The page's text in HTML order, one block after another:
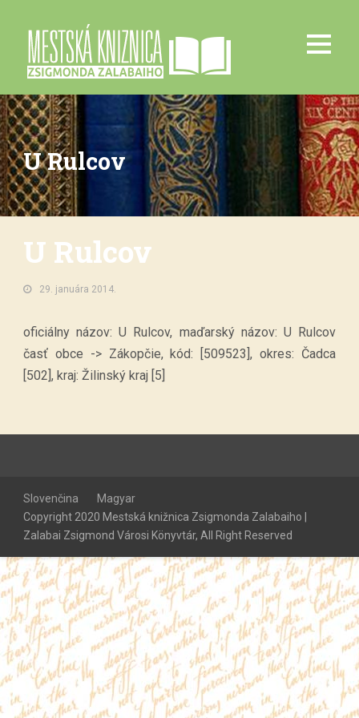
U Rulcov
U Rulcov
29. januára 2014.
oficiálny názov: U Rulcov, maďarský názov: U Rulcov
časť obce -> Zákopčie, kód: [509523], okres: Čadca
[502], kraj: Žilinský kraj [5]
Slovenčina
Magyar
Copyright 2020 Mestská knižnica Zsigmonda Zalabaiho |
Zalabai Zsigmond Városi Könyvtár, All Right Reserved